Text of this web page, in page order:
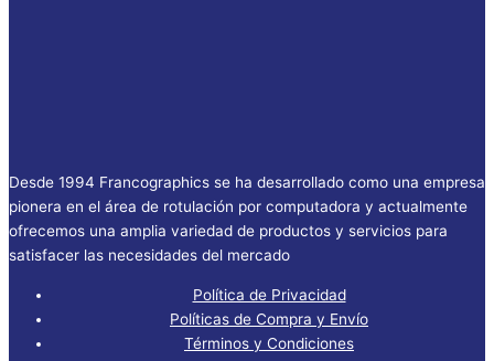
Desde 1994 Francographics se ha desarrollado como una empresa
pionera en el área de rotulación por computadora y actualmente
ofrecemos una amplia variedad de productos y servicios para
satisfacer las necesidades del mercado
Política de Privacidad
Políticas de Compra y Envío
Términos y Condiciones